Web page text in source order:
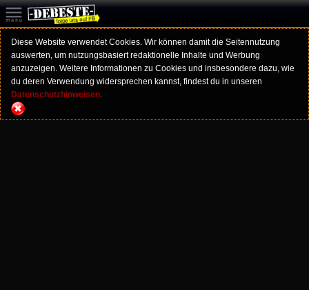
Diese Website verwendet Cookies. Wir können damit die Seitennutzung
auswerten, um nutzungsbasiert redaktionelle Inhalte und Werbung
anzuzeigen. Weitere Informationen zu Cookies und insbesondere dazu, wie
du deren Verwendung widersprechen kannst, findest du in unseren
Datenschutzhinweisen.